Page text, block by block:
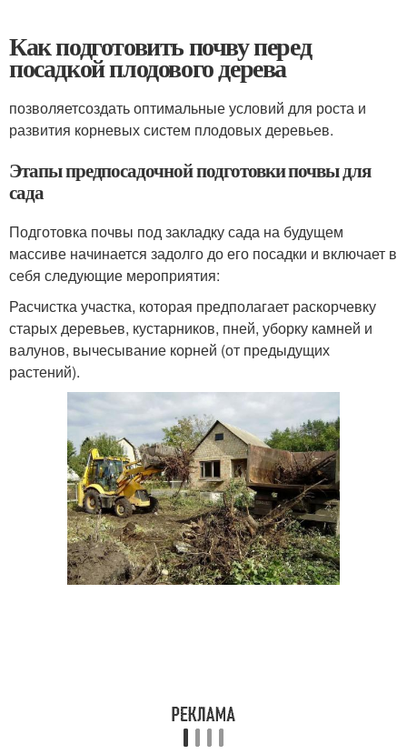
Как подготовить почву перед
посадкой плодового дерева
позволяетсоздать оптимальные условий для роста и
развития корневых систем плодовых деревьев.
Этапы предпосадочной подготовки почвы для
сада
Подготовка почвы под закладку сада на будущем
массиве начинается задолго до его посадки и включает в
себя следующие мероприятия:
Расчистка участка, которая предполагает раскорчевку
старых деревьев, кустарников, пней, уборку камней и
валунов, вычесывание корней (от предыдущих
растений).